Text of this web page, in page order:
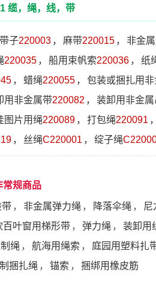
缆，绳，线，带
子220003 ， 麻带220015 ， 非金
220035 ， 船用束帆索220036 ， 纸
， 蜡绳220055 ， 包装或捆扎用
用非金属带220082 ， 装卸用非金属
图片用绳220089 ， 打包绳220091 ，
， 丝绳C220001 ， 绽子绳
常规商品
带 ， 非金属弹力绳 ， 降落伞绳 ， 尼
百叶窗用梯形带 ， 弹力绳 ， 装卸用
绳 ， 航海用绳索 ， 庭园用塑料扎
捆扎绳 ， 锚索 ， 捆绑用橡皮筋